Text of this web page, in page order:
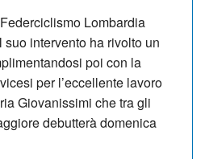
Lombardia
intervento ha rivolto un
poi con la
per l’eccellente lavoro
Giovanissimi che tra gli
debutterà domenica